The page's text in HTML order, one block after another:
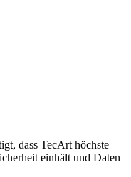
dass TecArt höchste
einhält und Daten